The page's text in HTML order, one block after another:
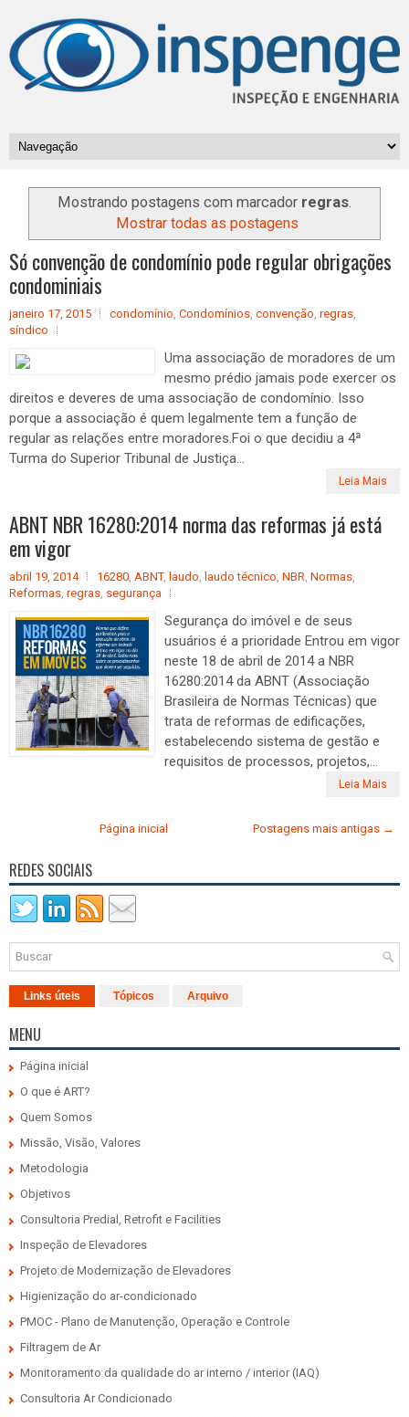
Mostrando postagens com marcador regras.
Mostrar todas as postagens
Só convenção de condomínio pode regular obrigações
condominiais
janeiro 17, 2015 condomínio Condomínios convenção regras
síndico
Uma associação de moradores de um
mesmo prédio jamais pode exercer os
direitos e deveres de uma associação de condomínio. Isso
porque a associação é quem legalmente tem a função de
regular as relações entre moradores.Foi o que decidiu a 4ª
Turma do Superior Tribunal de Justiça...
Leia Mais
ABNT NBR 16280:2014 norma das reformas já está
em vigor
abril 19, 2014 16280 ABNT, laudo laudo técnico NBR Normas
Reformas regras segurança
Segurança do imóvel e de seus
usuários é a prioridade Entrou em vigor
neste 18 de abril de 2014 a NBR
16280:2014 da ABNT (Associação
Brasileira de Normas Técnicas) que
trata de reformas de edificações,
estabelecendo sistema de gestão e
requisitos de processos, projetos,...
Leia Mais
Postagens mais antigas →
Página inicial
REDES SOCIAIS
Links úteis Tópicos Arquivo
MENU
Página inicial
O que é ART?
Quem Somos
Missão, Visão, Valores
Metodologia
Objetivos
Consultoria Predial, Retrofit e Facilities
Inspeção de Elevadores
Projeto de Modernização de Elevadores
Higienização do ar-condicionado
PMOC - Plano de Manutenção, Operação e Controle
Filtragem de Ar
Monitoramento da qualidade do ar interno / interior (IAQ)
Consultoria Ar Condicionado